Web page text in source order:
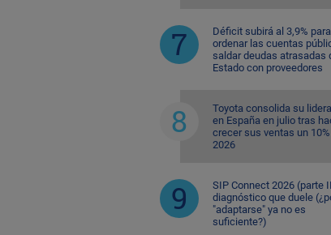
Déficit subirá al 3,9% para
ordenar las cuentas
saldar deudas atrasadas
Estado con proveedores
Toyota consolida su
en España en julio tras
crecer sus ventas un
2026
SIP Connect 2026 (parte
diagnóstico que duele
"adaptarse" ya no es
suficiente?)